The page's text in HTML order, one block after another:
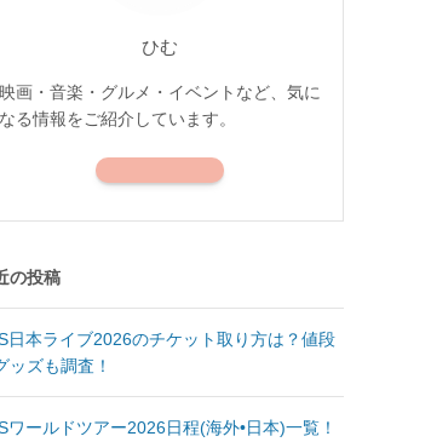
ひむ
映画・音楽・グルメ・イベントなど、気に
なる情報をご紹介しています。
の投稿
日本ライブ2026のチケット取り方は？値段
ッズも調査！
ワールドツアー2026日程(海外•日本)一覧！